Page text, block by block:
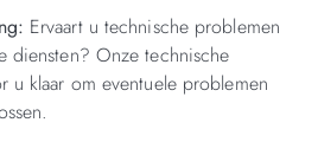
Ervaart u technische problemen
diensten? Onze technische
u klaar om eventuele problemen